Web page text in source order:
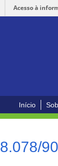
Acesso à
Início
90